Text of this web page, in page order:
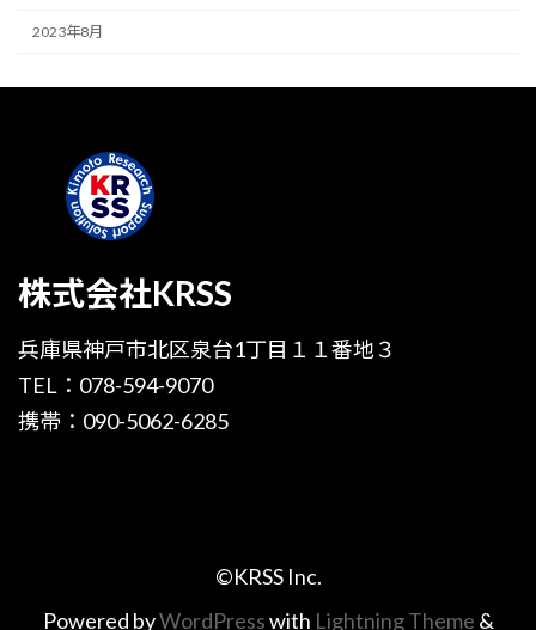
2023年8月
株式会社KRSS
兵庫県神戸市北区泉台1丁目１１番地３
TEL：078-594-9070
携帯：090-5062-6285
©KRSS Inc.
Powered byWordPresswith Lightning Theme &